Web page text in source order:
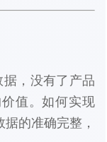
，没有了产品
值。如何实现
的准确完整，